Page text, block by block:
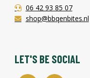
06 42 93 85 07
shop@bbqenbites.nl
LET'S BE SOCIAL